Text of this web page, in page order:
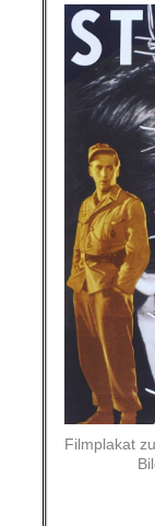
Filmplakat